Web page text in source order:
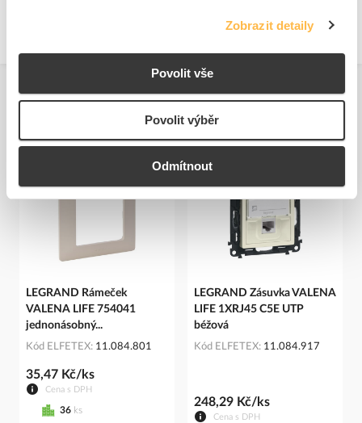
Zobrazit detaily
Povolit vše
Povolit výběr
Odmítnout
LEGRAND Rámeček
VALENA LIFE 754041
jednonásobný...
Kód ELFETEX 11.084.801
Cena s DPH
35,47 Kč/ks
36 ks
LEGRAND Zásuvka VALENA
LIFE 1XRJ45 C5E UTP
béžová
Kód ELFETEX 11.084.917
Cena s DPH
248,29 Kč/ks